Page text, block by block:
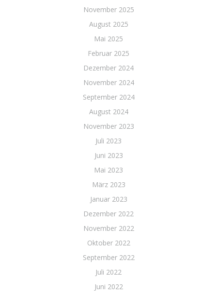
November 2025
August 2025
Mai 2025
Februar 2025
Dezember 2024
November 2024
September 2024
August 2024
November 2023
Juli 2023
Juni 2023
Mai 2023
März 2023
Januar 2023
Dezember 2022
November 2022
Oktober 2022
September 2022
Juli 2022
Juni 2022